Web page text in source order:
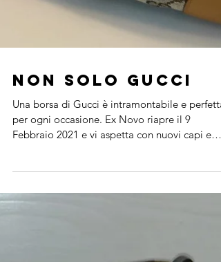
NON Solo Gucci
Una borsa di Gucci è intramontabile e perfetta
per ogni occasione. Ex Novo riapre il 9
borse.